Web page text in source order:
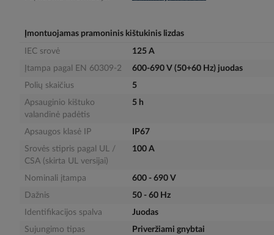
Įmontuojamas pramoninis kištukinis lizdas
IEC srovė
125 A
Įtampa pagal EN 60309-2
600-690 V (50+60 Hz) juodas
Polių skaičius
5
Apsauginio kištuko
valandinė padėtis
5 h
Apsaugos klasė IP
IP67
Srovės stipris pagal UL /
CSA (skirta UL versijai)
100 A
Nominali įtampa
600 - 690 V
Dažnis
50 - 60 Hz
Identifikacijos spalva
Juodas
Sujungimo tipas
Priveržiami gnybtai